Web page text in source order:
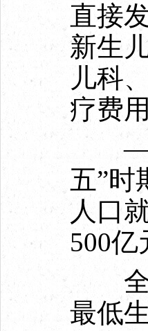
直接
新生
儿科
疗费
——
五”时
人口
500亿
全
最低